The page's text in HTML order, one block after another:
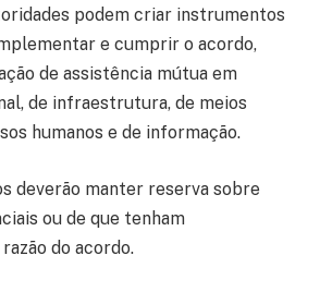
podem criar instrumentos
e cumprir o acordo,
de assistência mútua em
de infraestrutura, de meios
humanos e de informação.
deverão manter reserva sobre
ou de que tenham
do acordo.